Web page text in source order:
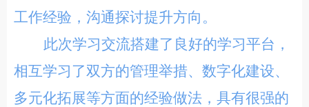
工作经验，沟通探讨提升方向。
此次学习交流搭建了良好的学习平台，
相互学习了双方的管理举措、数字化建设、
多元化拓展等方面的经验做法，具有很强的